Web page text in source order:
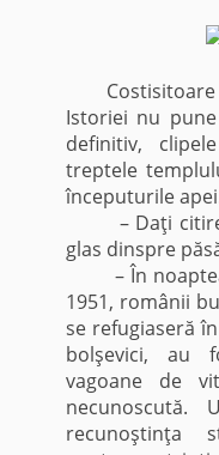
Costisitoare
Istoriei nu
definitiv,
treptele
începuturile
– Daţi citire
glas dinspre
– În noaptea
1951, românii
se refugiaseră
bolşevici, au
vagoane de
necunoscută.
recunoştinţa